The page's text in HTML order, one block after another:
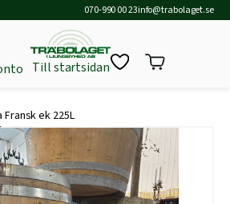
070-990 00 23info@trabolaget.se
Till startsidan
Fransk ek 225L